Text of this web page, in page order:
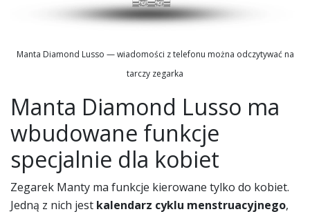
Manta Diamond Lusso — wiadomości z telefonu można odczytywać na
tarczy zegarka
Manta Diamond Lusso ma
wbudowane funkcje
specjalnie dla kobiet
Zegarek Manty ma funkcje kierowane tylko do kobiet.
Jedną z nich jest kalendarz cyklu menstruacyjnego,